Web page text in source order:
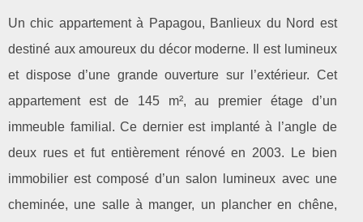
Un chic appartement à Papagou, Banlieux du Nord est
destiné aux amoureux du décor moderne. Il est lumineux
et dispose d’une grande ouverture sur l’extérieur. Cet
appartement est de 145 m², au premier étage d’un
immeuble familial. Ce dernier est implanté à l’angle de
deux rues et fut entièrement rénové en 2003. Le bien
immobilier est composé d’un salon lumineux avec une
cheminée, une salle à manger, un plancher en chêne,